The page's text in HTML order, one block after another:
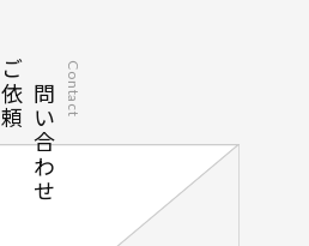
お問い合わせ
ご依頼 Contact